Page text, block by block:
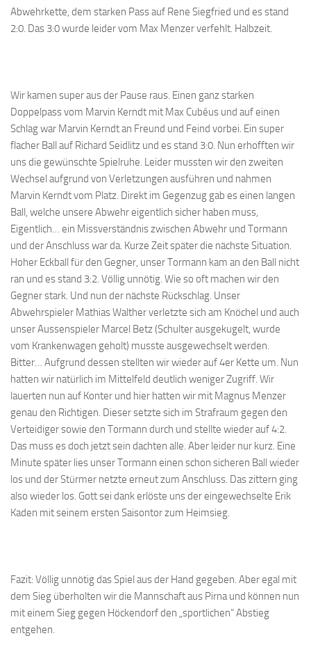
Abwehrkette, dem starken Pass auf Rene Siegfried und es stand
2:0. Das 3:0 wurde leider vom Max Menzer verfehlt. Halbzeit.
Wir kamen super aus der Pause raus. Einen ganz starken
Doppelpass vom Marvin Kerndt mit Max Cubéus und auf einen
Schlag war Marvin Kerndt an Freund und Feind vorbei. Ein super
flacher Ball auf Richard Seidlitz und es stand 3:0. Nun erhofften wir
uns die gewünschte Spielruhe. Leider mussten wir den zweiten
Wechsel aufgrund von Verletzungen ausführen und nahmen
Marvin Kerndt vom Platz. Direkt im Gegenzug gab es einen langen
Ball, welche unsere Abwehr eigentlich sicher haben muss,
Eigentlich… ein Missverständnis zwischen Abwehr und Tormann
und der Anschluss war da. Kurze Zeit später die nächste Situation.
Hoher Eckball für den Gegner, unser Tormann kam an den Ball nicht
ran und es stand 3:2. Völlig unnötig. Wie so oft machen wir den
Gegner stark. Und nun der nächste Rückschlag. Unser
Abwehrspieler Mathias Walther verletzte sich am Knöchel und auch
unser Aussenspieler Marcel Betz (Schulter ausgekugelt, wurde
vom Krankenwagen geholt) musste ausgewechselt werden.
Bitter… Aufgrund dessen stellten wir wieder auf 4er Kette um. Nun
hatten wir natürlich im Mittelfeld deutlich weniger Zugriff. Wir
lauerten nun auf Konter und hier hatten wir mit Magnus Menzer
genau den Richtigen. Dieser setzte sich im Strafraum gegen den
Verteidiger sowie den Tormann durch und stellte wieder auf 4:2.
Das muss es doch jetzt sein dachten alle. Aber leider nur kurz. Eine
Minute später lies unser Tormann einen schon sicheren Ball wieder
los und der Stürmer netzte erneut zum Anschluss. Das zittern ging
also wieder los. Gott sei dank erlöste uns der eingewechselte Erik
Kaden mit seinem ersten Saisontor zum Heimsieg.
Fazit: Völlig unnötig das Spiel aus der Hand gegeben. Aber egal mit
dem Sieg überholten wir die Mannschaft aus Pirna und können nun
mit einem Sieg gegen Höckendorf den „sportlichen“ Abstieg
entgehen.